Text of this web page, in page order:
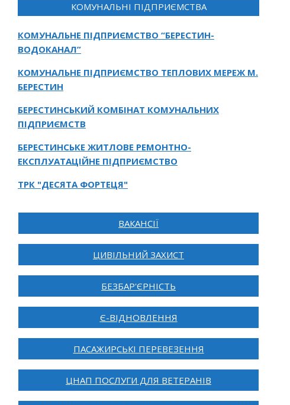
КОМУНАЛЬНІ ПІДПРИЄМСТВА
КОМУНАЛЬНЕ ПІДПРИЄМСТВО “БЕРЕСТИН-
ВОДОКАНАЛ”
КОМУНАЛЬНЕ ПІДПРИЄМСТВО ТЕПЛОВИХ МЕРЕЖ М.
БЕРЕСТИН
БЕРЕСТИНСЬКИЙ КОМБІНАТ КОМУНАЛЬНИХ
ПІДПРИЄМСТВ
БЕРЕСТИНСЬКЕ ЖИТЛОВЕ РЕМОНТНО-
ЕКСПЛУАТАЦІЙНЕ ПІДПРИЄМСТВО
ТРК "ДЕСЯТА ФОРТЕЦЯ"
ВАКАНСІЇ
ЦИВІЛЬНИЙ ЗАХИСТ
БЕЗБАР'ЄРНІСТЬ
Є-ВІДНОВЛЕННЯ
ПАСАЖИРСЬКІ ПЕРЕВЕЗЕННЯ
ЦНАП ПОСЛУГИ ДЛЯ ВЕТЕРАНІВ